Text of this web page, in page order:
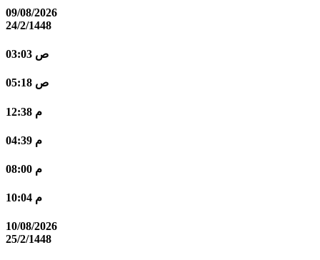
09/08/2026
24/2/1448
03:03 ص
05:18 ص
12:38 م
04:39 م
08:00 م
10:04 م
10/08/2026
25/2/1448